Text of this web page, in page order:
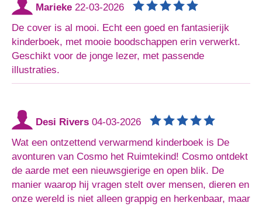
Marieke 22-03-2026
De cover is al mooi. Echt een goed en fantasierijk
kinderboek, met mooie boodschappen erin verwerkt.
Geschikt voor de jonge lezer, met passende
illustraties.
Desi Rivers 04-03-2026
Wat een ontzettend verwarmend kinderboek is De
avonturen van Cosmo het Ruimtekind! Cosmo ontdekt
de aarde met een nieuwsgierige en open blik. De
manier waarop hij vragen stelt over mensen, dieren en
onze wereld is niet alleen grappig en herkenbaar, maar